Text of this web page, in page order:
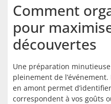
Comment
pour
découvertes
Une préparation
pleinement de
en amont permet
correspondent à vos goûts